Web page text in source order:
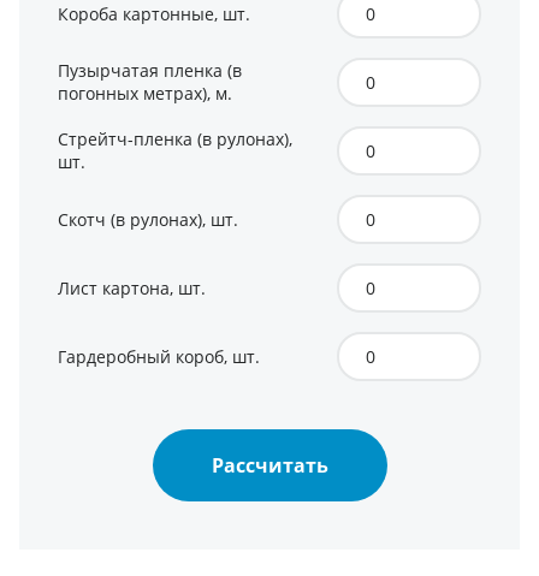
Короба картонные, шт.
Пузырчатая пленка (в
погонных метрах), м.
Стрейтч-пленка (в рулонах),
шт.
Скотч (в рулонах), шт.
Лист картона, шт.
Гардеробный короб, шт.
Рассчитать